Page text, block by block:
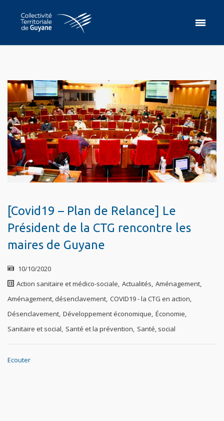
[Covid19 – Plan de Relance] Le
Président de la CTG rencontre les
maires de Guyane
10/10/2020
Action sanitaire et médico-sociale, Actualités, Aménagement,
Aménagement, désenclavement, COVID19 - la CTG en action,
Désenclavement, Développement économique, Économie,
Sanitaire et social, Santé et la prévention, Santé, social
Ecouter